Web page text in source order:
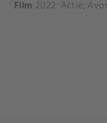
Film 2022 Actie,